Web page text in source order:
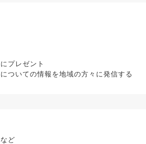
プレゼント
ついての情報を地域の方々に発信する
ど